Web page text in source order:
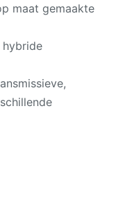
maat gemaakte
hybride